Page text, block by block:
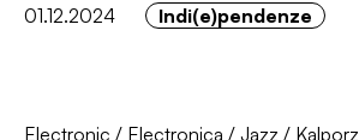
01.12.2024 Indi(e)pendenze
Electronic / Electronica / Jazz / Kalporz